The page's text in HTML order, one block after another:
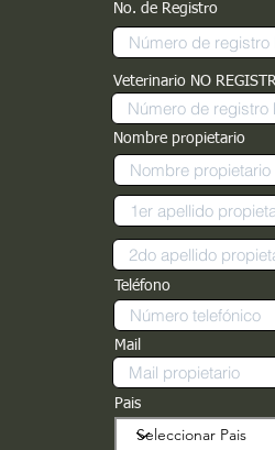
No. de Registro
Veterinario NO
Nombre propietario
Teléfono
Mail
Pais